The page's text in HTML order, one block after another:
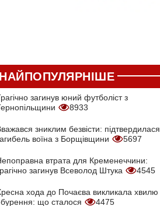
загинув юний футболіст з
8933
зниклим безвісти: підтвердилася
воїна з Борщівщини
5697
втрата для Кременеччини:
загинув Всеволод Штука
4545
хода до Почаєва викликала хвилю
що сталося
4475